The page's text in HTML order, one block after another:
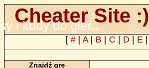
Cheater Site :)
i kody do gier...
[ # A| B C D E
Znajdź grę